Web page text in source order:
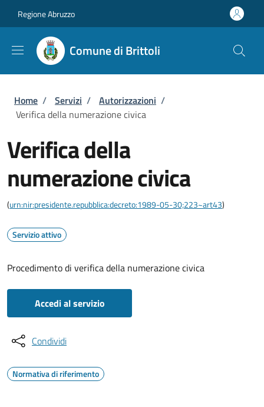
Regione Abruzzo
Comune di Brittoli
Briciole di pane
Home / Servizi / Autorizzazioni /
Verifica della numerazione civica
Verifica della
numerazione civica
(urn:nir:presidente.repubblica:decreto:1989-05-30;223~art43)
Servizio attivo
Procedimento di verifica della numerazione civica
Accedi al servizio
Condividi
Normativa di riferimento